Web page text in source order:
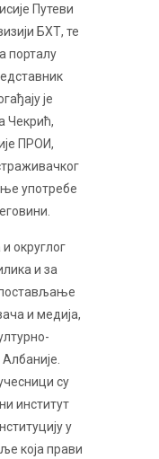
Путеви
БХТ, те
порталу
је
Чекрић,
ПРОИ,
употребе
округлог
и за
и медија,
су
институт
у
која прави